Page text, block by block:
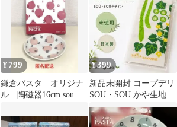
¥ 799
鎌倉パスタ オリジナ
ル 陶磁器16cm sou・
¥399
新品未開封 コープデリ
SOU・SOU かや生地ふ
きん 日本製